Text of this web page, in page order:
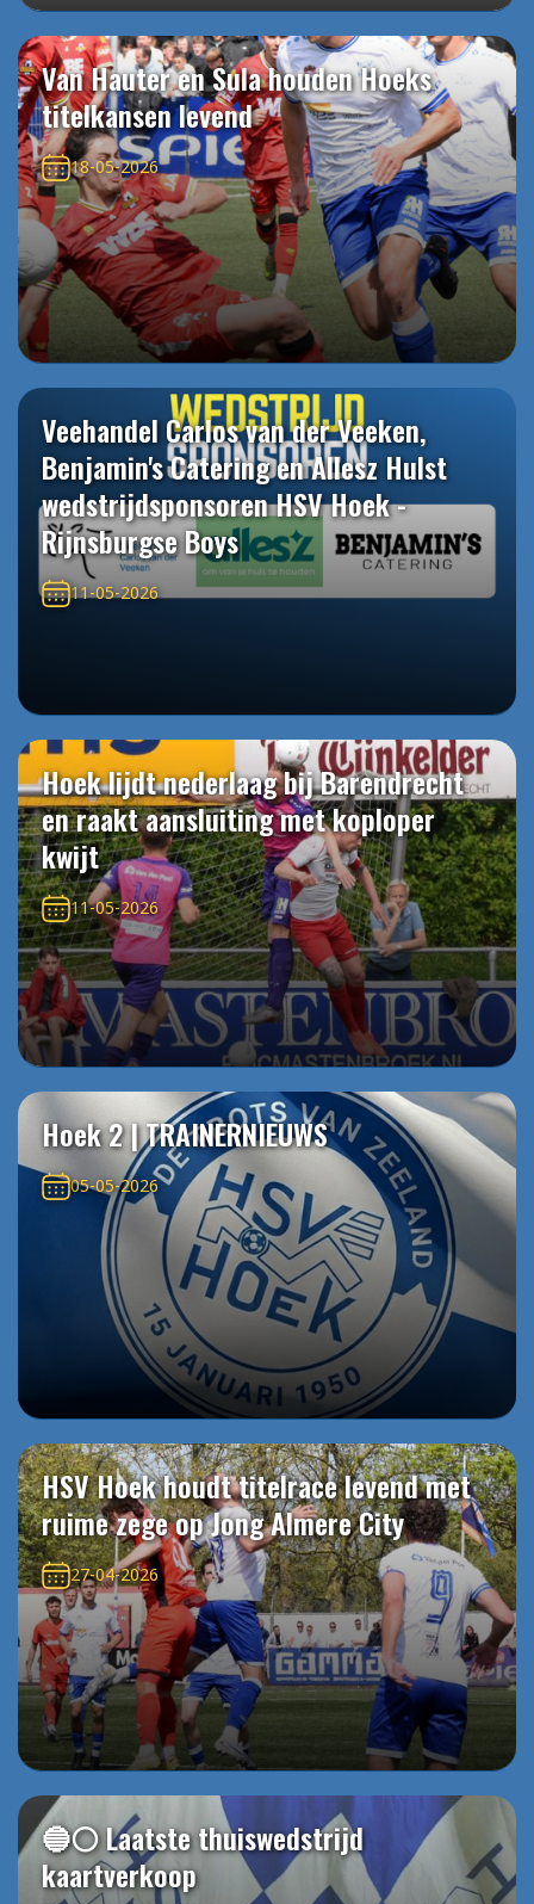
Van Hauter en Sula houden Hoeks
titelkansen levend
18-05-2026
Veehandel Carlos van der Veeken,
Benjamin's Catering en Allesz Hulst
wedstrijdsponsoren HSV Hoek -
Rijnsburgse Boys
11-05-2026
Hoek lijdt nederlaag bij Barendrecht
en raakt aansluiting met koploper
kwijt
11-05-2026
Hoek 2 | TRAINERNIEUWS
05-05-2026
HSV Hoek houdt titelrace levend met
ruime zege op Jong Almere City
27-04-2026
🔵⚪️ Laatste thuiswedstrijd
kaartverkoop